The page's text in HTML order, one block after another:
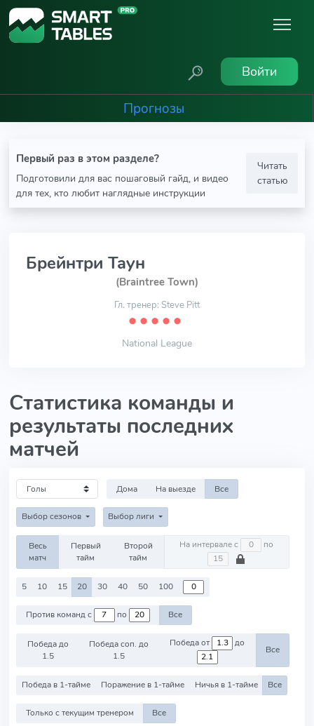
Войти
Прогнозы
Первый раз в этом разделе?
Подготовили для вас пошаговый гайд, и видео
для тех, кто любит наглядные инструкции
Читать
статью
Брейнтри Таун
(Braintree Town)
Гл. тренер: Steve Pitt
⬤ ⬤ ⬤ ⬤ ⬤
National League
Статистика команды и
результаты последних
матчей
Дома На выезде Все
Выбор сезонов Выбор лиги
Весь
матч
Первый
тайм
Второй
тайм
На интервале с по
5 10 15 20 30 40 50 100
Против команд с по Все
Победа до
1.5
Победа соп. до
1.5
Победа от до
Все
Победа в 1-тайме Поражение в 1-тайме Ничья в 1-тайме Все
Только с текущим тренером Все